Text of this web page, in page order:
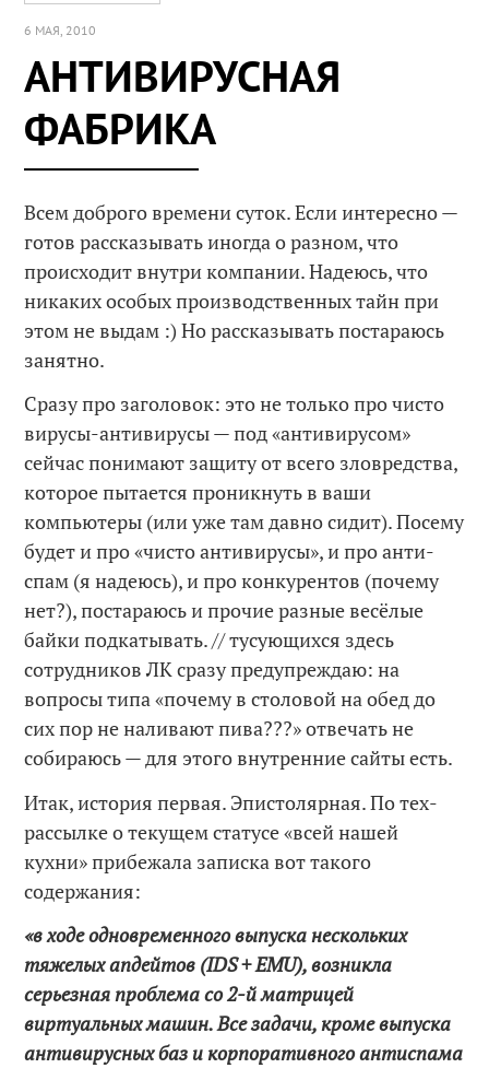
6 МАЯ, 2010
АНТИВИРУСНАЯ
ФАБРИКА
Всем доброго времени суток. Если интересно —
готов рассказывать иногда о разном, что
происходит внутри компании. Надеюсь, что
никаких особых производственных тайн при
этом не выдам :) Но рассказывать постараюсь
занятно.
Сразу про заголовок: это не только про чисто
вирусы-антивирусы — под «антивирусом»
сейчас понимают защиту от всего зловредства,
которое пытается проникнуть в ваши
компьютеры (или уже там давно сидит). Посему
будет и про «чисто антивирусы», и про анти-
спам (я надеюсь), и про конкурентов (почему
нет?), постараюсь и прочие разные весёлые
байки подкатывать. // тусующихся здесь
сотрудников ЛК сразу предупреждаю: на
вопросы типа «почему в столовой на обед до
сих пор не наливают пива???» отвечать не
собираюсь — для этого внутренние сайты есть.
Итак, история первая. Эпистолярная. По тех-
рассылке о текущем статусе «всей нашей
кухни» прибежала записка вот такого
содержания:
«в ходе одновременного выпуска нескольких
тяжелых апдейтов (IDS + EMU), возникла
серьезная проблема со 2-й матрицей
виртуальных машин. Все задачи, кроме выпуска
антивирусных баз и корпоративного антиспама